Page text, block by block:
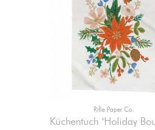
Rifle Paper Co.
Küchentuch "Holiday